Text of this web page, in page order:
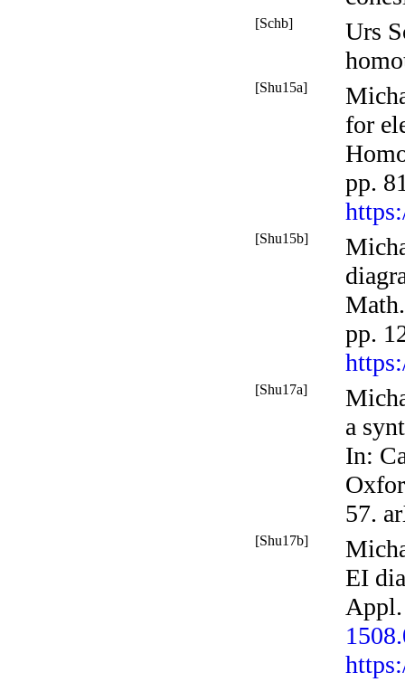
[Schb]
Urs
[Shu15a]
for
pp.
[Shu15b]
pp.
[Shu17a]
a
In:
57.
[Shu17b]
EI